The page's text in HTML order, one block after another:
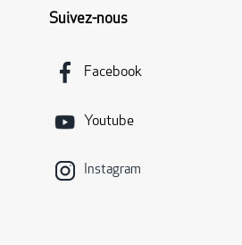
Suivez-nous
Facebook
Youtube
Instagram